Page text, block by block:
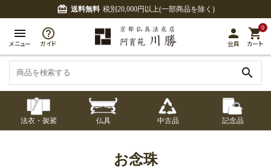
card_giftcard 送料無料 税別20,000円以上(一部商品を除く)
menu
メニュー ガイド
person
会員
0
shopping_cart
カート
search
七条袈裟
法衣・袈裟 記念品
仏具 中古品
お念珠